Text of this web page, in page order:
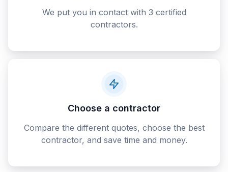
We put you in contact with 3 certified
contractors.
Choose a contractor
Compare the different quotes, choose the best
contractor, and save time and money.